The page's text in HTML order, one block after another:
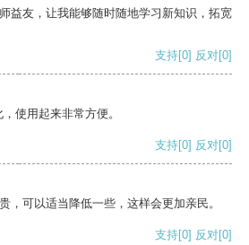
益友，让我能够随时随地学习新知识，拓宽
支持[0] 反对[0]
使用起来非常方便。
支持[0] 反对[0]
，可以适当降低一些，这样会更加亲民。
支持[0] 反对[0]